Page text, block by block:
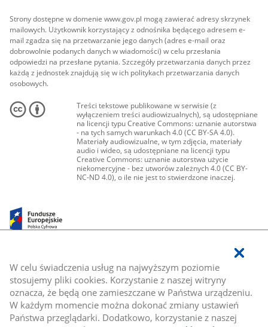
W celu świadczenia usług na najwyższym poziomie
stosujemy pliki cookies. Korzystanie z naszej witryny
oznacza, że będą one zamieszczane w Państwa urządzeniu.
W każdym momencie można dokonać zmiany ustawień
Państwa przeglądarki. Dodatkowo, korzystanie z naszej
Strony dostępne w domenie www.gov.pl mogą zawierać adresy skrzynek
mailowych. Użytkownik korzystający z odnośnika będącego adresem e-
mail zgadza się na przetwarzanie jego danych (adres e-mail oraz
dobrowolnie podanych danych w wiadomości) w celu przesłania
odpowiedzi na przesłane pytania. Szczegóły przetwarzania danych przez
każdą z jednostek znajdują się w ich politykach przetwarzania danych
osobowych.
Treści tekstowe publikowane w serwisie (z
wyłączeniem treści audiowizualnych), są udostępniane
na licencji typu Creative Commons: uznanie autorstwa
- na tych samych warunkach 4.0 (CC BY-SA 4.0).
Materiały audiowizualne, w tym zdjęcia, materiały
audio i wideo, są udostępniane na licencji typu
Creative Commons: uznanie autorstwa użycie
niekomercyjne - bez utworów zależnych 4.0 (CC BY-
NC-ND 4.0), o ile nie jest to stwierdzone inaczej.